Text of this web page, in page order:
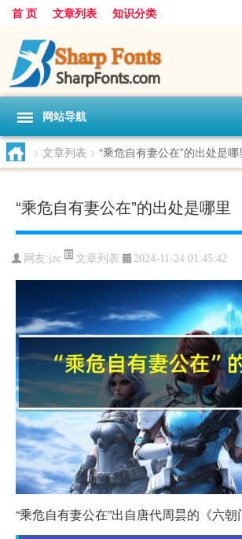
首 页 文章列表 知识分类
网站导航
> 文章列表 > “乘危自有妻公在”的出处是哪
“乘危自有妻公在”的出处是哪里
网友:jzc 文章列表 2024-11-24 01:45:42
“乘危自有妻公在”出自唐代周昙的《六朝